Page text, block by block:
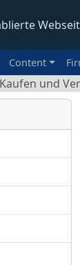
Content
und